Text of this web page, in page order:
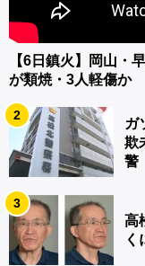
【6日鎮火】岡山
が類焼・3人軽傷か
2
ガ
欺
警
3
高
く